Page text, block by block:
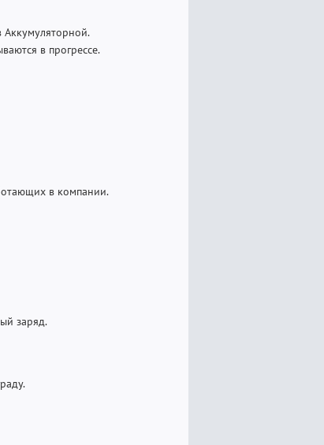
Аккумуляторной.
в прогрессе.
в компании.
заряд.